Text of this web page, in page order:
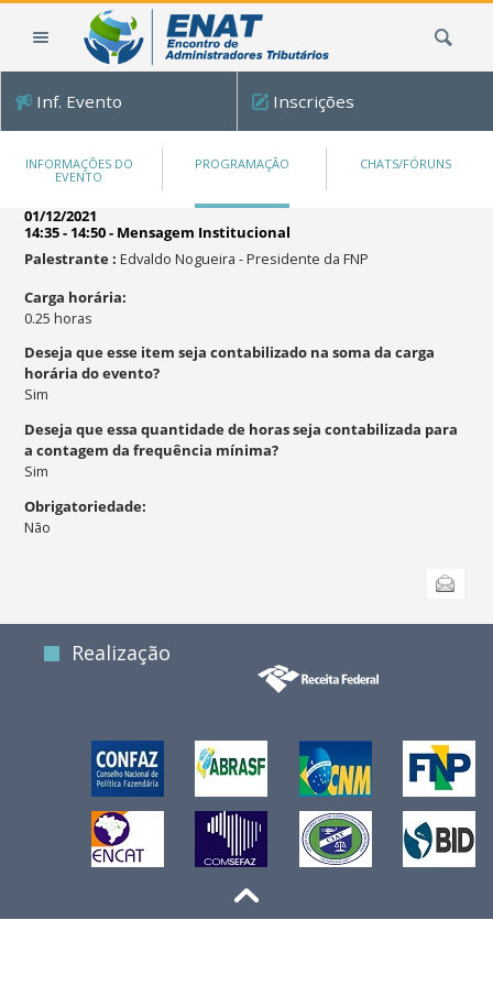
Inf. Evento Inscrições
INFORMAÇÕES DO
EVENTO
PROGRAMAÇÃO CHATS/FÓRUNS
01/12/2021
14:35 - 14:50- Mensagem Institucional
Palestrante: Edvaldo Nogueira-Presidente da FNP
Carga horária:
0.25horas
Deseja que esse item seja contabilizado na soma da carga
horária do evento?
Sim
Deseja que essa quantidade de horas seja contabilizada para
a contagem da frequência mínima?
Sim
Obrigatoriedade:
Não
Realização